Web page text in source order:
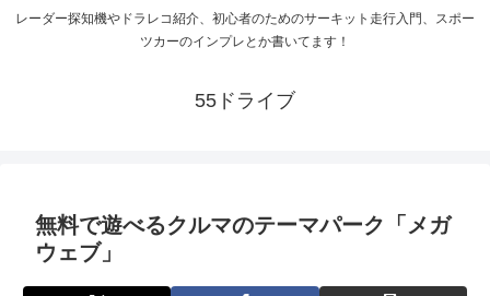
レーダー探知機やドラレコ紹介、初心者のためのサーキット走行入門、スポー
ツカーのインプレとか書いてます！
55ドライブ
無料で遊べるクルマのテーマパーク「メガ
ウェブ」